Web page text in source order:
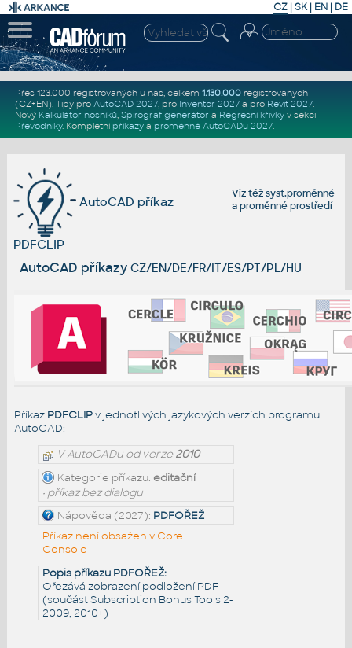
CZ | SK| EN | DE
Přes 123.000 registrovaných u nás, celkem 1.130.000registrovaných
(CZ+EN). Tipy pro AutoCAD 2027, pro Inventor 2027a pro Revit 2027.
Nový Kalkulátor nosníků, Spirograf generátor a Regresní křivkyv sekci
Převodníky. Kompletní příkazya proměnné AutoCADu 2027.
Viz téžsyst.proměnné
aproměnné prostředí
AutoCAD příkaz
PDFCLIP
AutoCAD příkazy CZ/EN/DE/FR/IT/ES/PT/PL/HU
Příkaz PDFCLIPv jednotlivých jazykových verzích programu
AutoCAD:
V AutoCADu od verze2010
Kategorie příkazu: editační
• příkaz bez dialogu
Nápověda (2027): PDFOŘEŽ
Příkaz není obsažen v Core
Console
Popis příkazu PDFOŘEŽ:
Ořezává zobrazení podložení PDF
(součást Subscription Bonus Tools 2-
2009, 2010+)